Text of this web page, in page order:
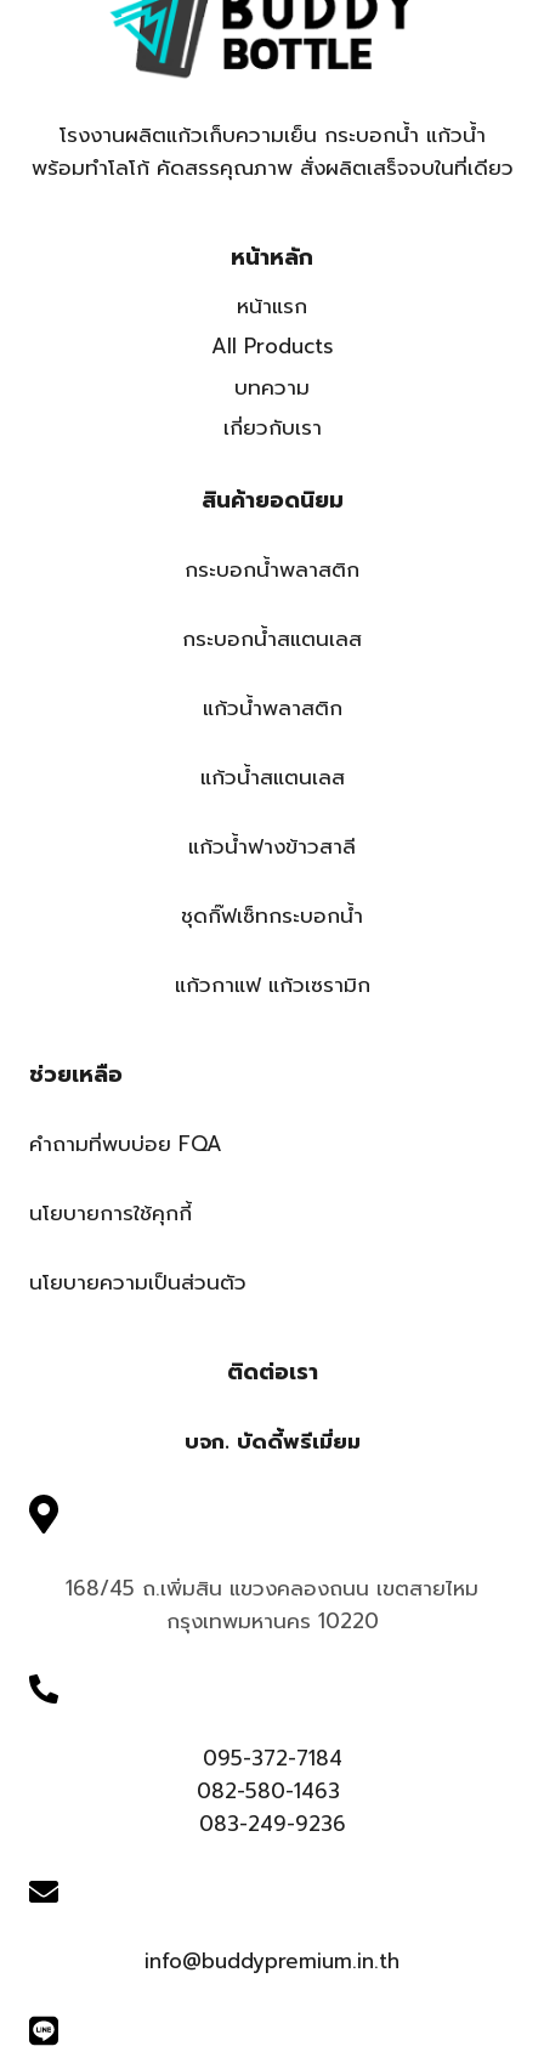
โรงงานผลิตแก้วเก็บความเย็น กระบอกน้ำ แก้วน้ำ
พร้อมทำโลโก้ คัดสรรคุณภาพ สั่งผลิตเสร็จจบในที่เดียว
หน้าหลัก
หน้าแรก
All Products
บทความ
เกี่ยวกับเรา
สินค้ายอดนิยม
กระบอกน้ำพลาสติก
กระบอกน้ำสแตนเลส
แก้วน้ำพลาสติก
แก้วน้ำสแตนเลส
แก้วน้ำฟางข้าวสาลี
ชุดกิ๊ฟเซ็ทกระบอกน้ำ
แก้วกาแฟ แก้วเซรามิก
ช่วยเหลือ
คำถามที่พบบ่อย FQA
นโยบายการใช้คุกกี้
นโยบายความเป็นส่วนตัว
ติดต่อเรา
บจก. บัดดี้พรีเมี่ยม
168/45 ถ.เพิ่มสิน แขวงคลองถนน เขตสายไหม
กรุงเทพมหานคร 10220
095-372-7184
082-580-1463
083-249-9236
info@buddypremium.in.th